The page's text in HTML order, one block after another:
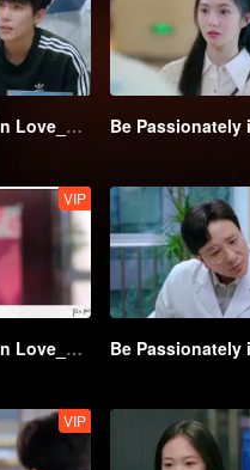
Be Passionately in Love_第06話
VIP
Be Passionately in Love_第11話
VIP